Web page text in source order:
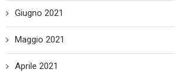
Giugno 2021
Maggio 2021
Aprile 2021